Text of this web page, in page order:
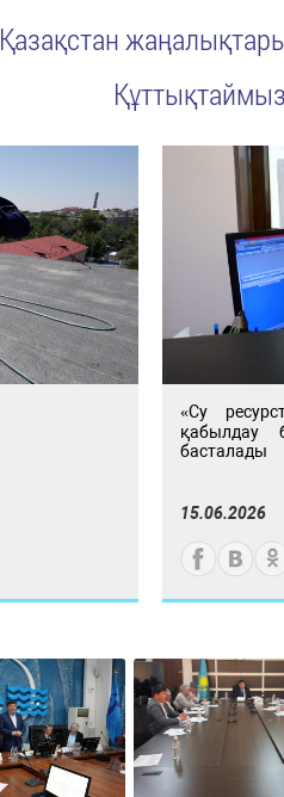
Қазақстан
Құттықтаймыз
«Су
қабылдау
басталады
15.06.2026